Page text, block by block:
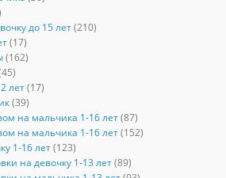
до 15 лет (210)
(17)
(162)
лет (17)
(39)
на мальчика 1-16 лет (87)
на мальчика 1-16 лет (152)
1-16 лет (123)
на девочку 1-13 лет (89)